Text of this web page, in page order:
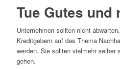
Tue Gutes und
Unternehmen sollten nicht
Kreditgebern auf das Thema
werden. Sie sollten vielmehr selber
gehen.